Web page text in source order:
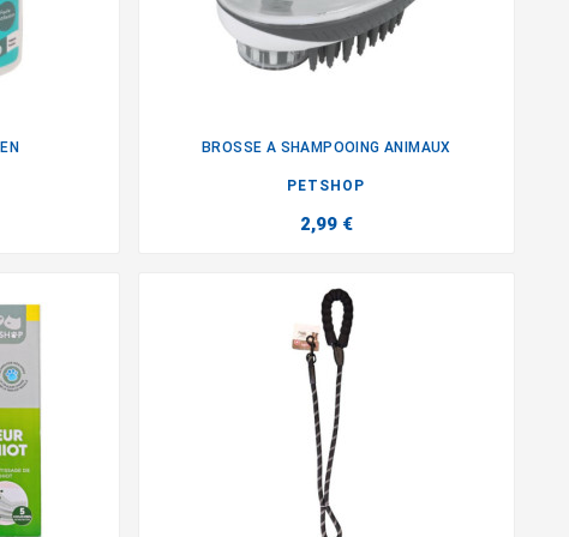
BROSSE A SHAMPOOING ANIMAUX
PETSHOP
2,99 €